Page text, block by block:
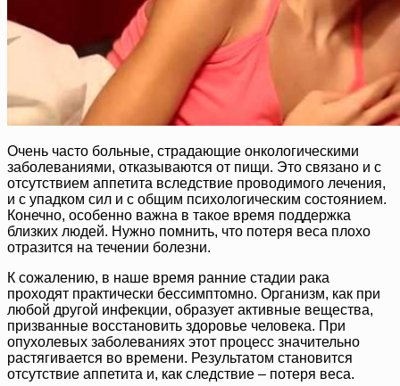
Очень часто больные, страдающие онкологическими
заболеваниями, отказываются от пищи. Это связано и с
отсутствием аппетита вследствие проводимого лечения,
и с упадком сил и с общим психологическим состоянием.
Конечно, особенно важна в такое время поддержка
близких людей. Нужно помнить, что потеря веса плохо
отразится на течении болезни.
К сожалению, в наше время ранние стадии рака
проходят практически бессимптомно. Организм, как при
любой другой инфекции, образует активные вещества,
призванные восстановить здоровье человека. При
опухолевых заболеваниях этот процесс значительно
растягивается во времени. Результатом становится
отсутствие аппетита и, как следствие – потеря веса.